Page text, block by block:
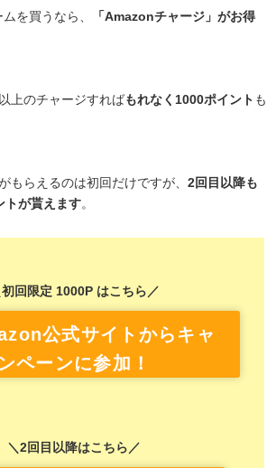
を買うなら、
「Amazonチャージ」がお得
上のチャージすればもれなく1000ポイント も
もらえるのは初回だけですが、 2回目以降も
トが貰えます。
初回限定 1000P はこちら／
公式サイトからキャ
ンペーンに参加！
＼2回目以降はこちら／